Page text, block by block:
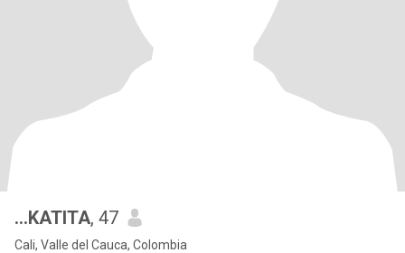
...KATITA, 47
Cali, Valle del Cauca, Colombia